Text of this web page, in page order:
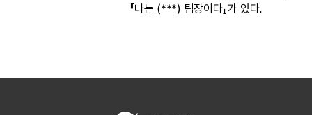
『나는 (***) 팀장이다』가 있다.